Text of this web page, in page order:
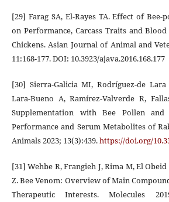
[29] Farag SA, El-Rayes TA. Effect of
on Performance, Carcass Traits and
Chickens. Asian Journal of Animal and
11:168-177. DOI: 10.3923/ajava.2016.168.177
[30] Sierra-Galicia MI, Rodríguez-de Lara
Lara-Bueno A, Ramírez-Valverde R,
Supplementation with Bee Pollen
Performance and Serum Metabolites of
Animals 2023; 13(3):439.https://doi.org/
[31] Wehbe R, Frangieh J, Rima M, El
Z. Bee Venom: Overview of Main
Therapeutic Interests. Molecules